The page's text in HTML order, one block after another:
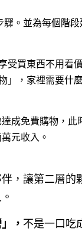
。並為每個階
受買東西不用看
」，家裡需要什
成免費購物，此
元收入。
，讓第二層的
， 不是一口吃